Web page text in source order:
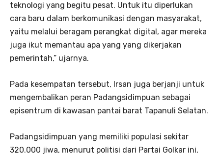
teknologi yang begitu pesat. Untuk itu diperlukan
cara baru dalam berkomunikasi dengan masyarakat,
yaitu melalui beragam perangkat digital, agar mereka
juga ikut memantau apa yang yang dikerjakan
pemerintah,” ujarnya.
Pada kesempatan tersebut, Irsan juga berjanji untuk
mengembalikan peran Padangsidimpuan sebagai
episentrum di kawasan pantai barat Tapanuli Selatan.
Padangsidimpuan yang memiliki populasi sekitar
320.000 jiwa, menurut politisi dari Partai Golkar ini,